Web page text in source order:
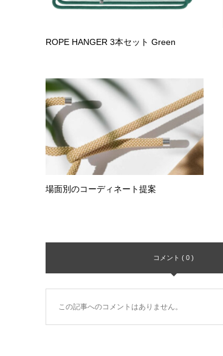
ROPE HANGER 3本セット Green
場面別のコーディネート提案
コメント ( 0 )
この記事へのコメントはありません。